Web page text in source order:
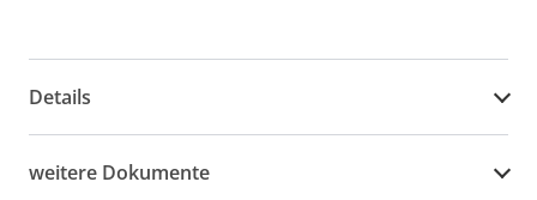
Details
weitere Dokumente